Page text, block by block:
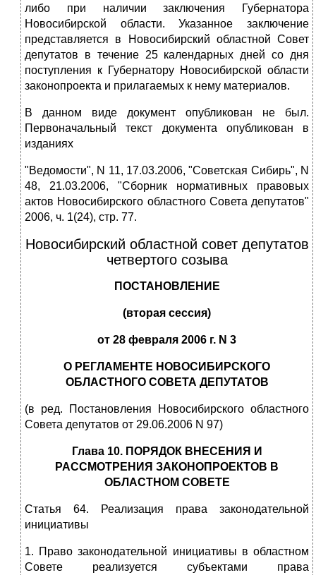
либо при наличии заключения Губернатора
Новосибирской области. Указанное заключение
представляется в Новосибирский областной Совет
депутатов в течение 25 календарных дней со дня
поступления к Губернатору Новосибирской области
законопроекта и прилагаемых к нему материалов.
В данном виде документ опубликован не был.
Первоначальный текст документа опубликован в
изданиях
"Ведомости", N 11, 17.03.2006, "Советская Сибирь", N
48, 21.03.2006, "Сборник нормативных правовых
актов Новосибирского областного Совета депутатов"
2006, ч. 1(24), стр. 77.
Новосибирский областной совет депутатов
четвертого созыва
ПОСТАНОВЛЕНИЕ
(вторая сессия)
от 28 февраля 2006 г. N 3
О РЕГЛАМЕНТЕ НОВОСИБИРСКОГО
ОБЛАСТНОГО СОВЕТА ДЕПУТАТОВ
(в ред. Постановления Новосибирского областного
Совета депутатов от 29.06.2006 N 97)
Глава 10. ПОРЯДОК ВНЕСЕНИЯ И
РАССМОТРЕНИЯ ЗАКОНОПРОЕКТОВ В
ОБЛАСТНОМ СОВЕТЕ
Статья 64. Реализация права законодательной
инициативы
1. Право законодательной инициативы в областном
Совете реализуется субъектами права